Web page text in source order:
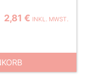
2,81 € INKL. MWST.